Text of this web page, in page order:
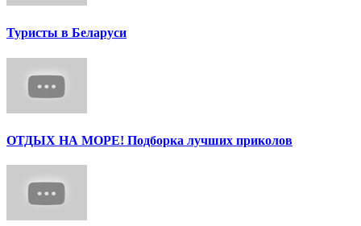
Туристы в Беларуси
ОТДЫХ НА МОРЕ! Подборка лучших приколов